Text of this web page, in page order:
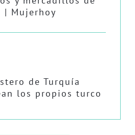
| Mujerhoy
de Turquía
los propios turco